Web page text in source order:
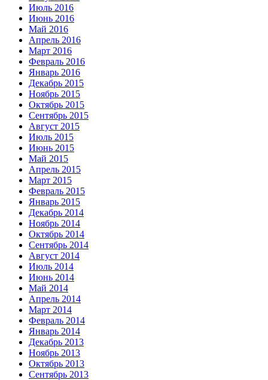
Июль 2016
Июнь 2016
Май 2016
Апрель 2016
Март 2016
Февраль 2016
Январь 2016
Декабрь 2015
Ноябрь 2015
Октябрь 2015
Сентябрь 2015
Август 2015
Июль 2015
Июнь 2015
Май 2015
Апрель 2015
Март 2015
Февраль 2015
Январь 2015
Декабрь 2014
Ноябрь 2014
Октябрь 2014
Сентябрь 2014
Август 2014
Июль 2014
Июнь 2014
Май 2014
Апрель 2014
Март 2014
Февраль 2014
Январь 2014
Декабрь 2013
Ноябрь 2013
Октябрь 2013
Сентябрь 2013